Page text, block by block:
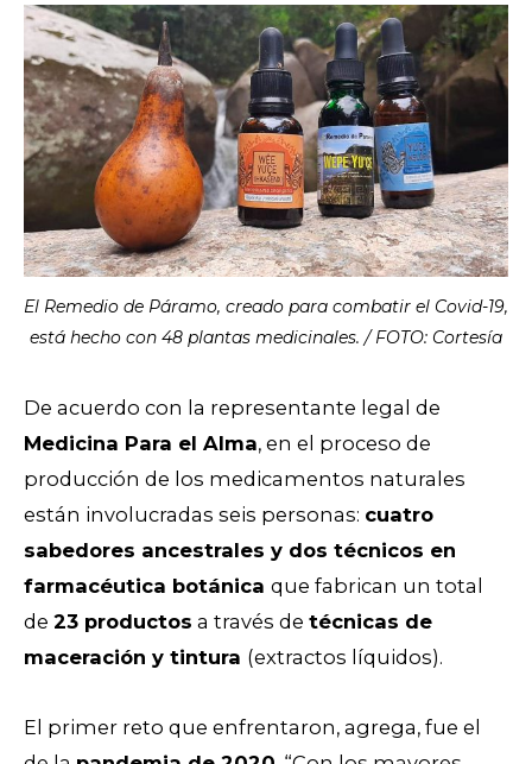
El Remedio de Páramo, creado para combatir el Covid-19,
está hecho con 48 plantas medicinales. / FOTO: Cortesía
De acuerdo con la representante legal de
Medicina Para el Alma, en el proceso de
producción de los medicamentos naturales
están involucradas seis personas: cuatro
sabedores ancestrales y dos técnicos en
farmacéutica botánica que fabrican un total
de 23 productos a través de técnicas de
maceración y tintura (extractos líquidos).
El primer reto que enfrentaron, agrega, fue el